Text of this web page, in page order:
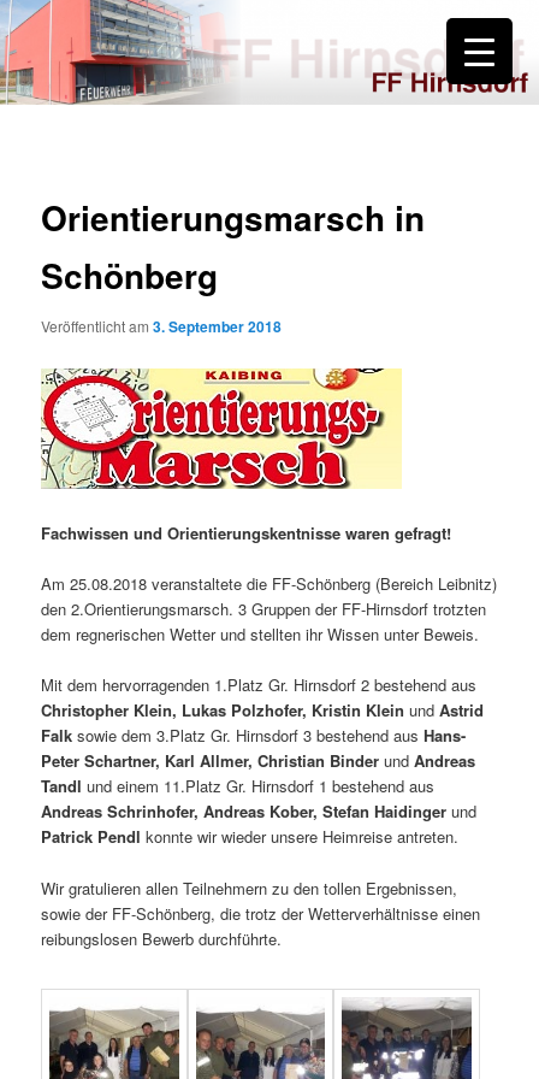
Zum
primären
Inhalt
springenFF Hirnsdorf
Orientierungsmarsch in
Schönberg
Veröffentlicht am3. September 2018
Fachwissen und Orientierungskentnisse waren gefragt!
Am 25.08.2018 veranstaltete die FF-Schönberg (Bereich Leibnitz)
den 2.Orientierungsmarsch. 3 Gruppen der FF-Hirnsdorf trotzten
dem regnerischen Wetter und stellten ihr Wissen unter Beweis.
Mit dem hervorragenden 1.Platz Gr. Hirnsdorf 2 bestehend aus
Christopher Klein, Lukas Polzhofer, Kristin Klein undAstrid
Falk sowie dem 3.Platz Gr. Hirnsdorf 3 bestehend ausHans-
Peter Schartner, Karl Allmer, Christian Binder undAndreas
Tandl und einem 11.Platz Gr. Hirnsdorf 1 bestehend aus
Andreas Schrinhofer, Andreas Kober, Stefan Haidinger und
Patrick Pendl konnte wir wieder unsere Heimreise antreten.
Wir gratulieren allen Teilnehmern zu den tollen Ergebnissen,
sowie der FF-Schönberg, die trotz der Wetterverhältnisse einen
reibungslosen Bewerb durchführte.